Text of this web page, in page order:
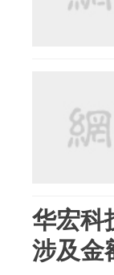
华宏科
涉及金